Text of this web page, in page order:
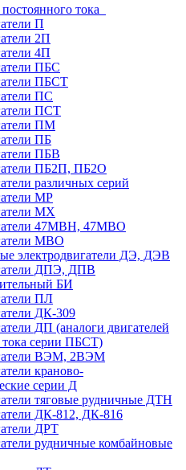
тока
П
2П
4П
ПБС
ПБСТ
ПС
ПСТ
ПМ
ПБ
ПБВ
ПБ2П, ПБ2О
различных серий
МР
MX
47MBH, 47МВО
MBO
электродвигатели ДЭ, ДЭВ
ДПЭ, ДПВ
БИ
ПЛ
ДК-309
ДП (аналоги двигателей
тока серии ПБСТ)
ВЭМ, 2ВЭМ
краново-
серии Д
тяговые рудничные ДТН
ДК-812, ДК-816
ДРТ
рудничные комбайновые